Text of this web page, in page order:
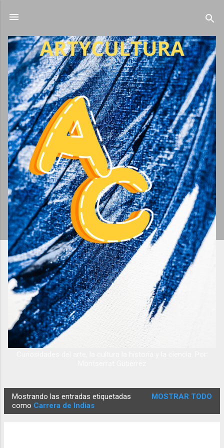
n
Mostrando las entradas etiquetadas
como Carrera de Indias
MOSTRAR TODO